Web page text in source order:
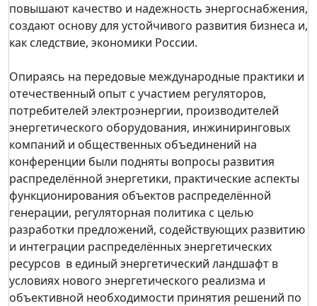
повышают качество и надежность энергоснабжения,
создают основу для устойчивого развития бизнеса и,
как следствие, экономики России.
Опираясь на передовые международные практики и
отечественный опыт с участием регуляторов,
потребителей электроэнергии, производителей
энергетического оборудования, инжиниринговых
компаний и общественных объединений на
конференции были подняты вопросы развития
распределённой энергетики, практические аспекты
функционирования объектов распределённой
генерации, регуляторная политика с целью
разработки предложений, содействующих развитию
и интеграции распределённых энергетических
ресурсов в единый энергетический ландшафт в
условиях нового энергетического реализма и
объективной необходимости принятия решений по